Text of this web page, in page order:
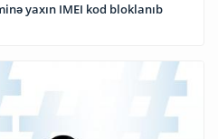
yaxın IMEI kod bloklanıb